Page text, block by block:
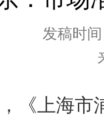
发稿时
上海市